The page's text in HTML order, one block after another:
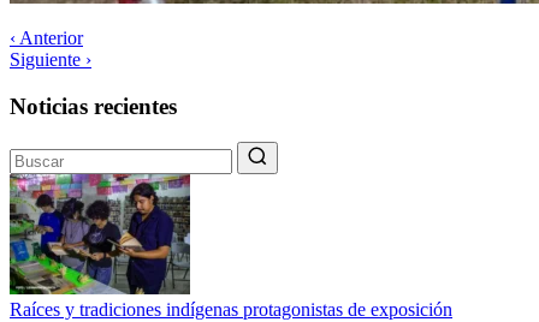
‹ Anterior
Siguiente ›
Noticias recientes
Raíces y tradiciones indígenas protagonistas de exposición